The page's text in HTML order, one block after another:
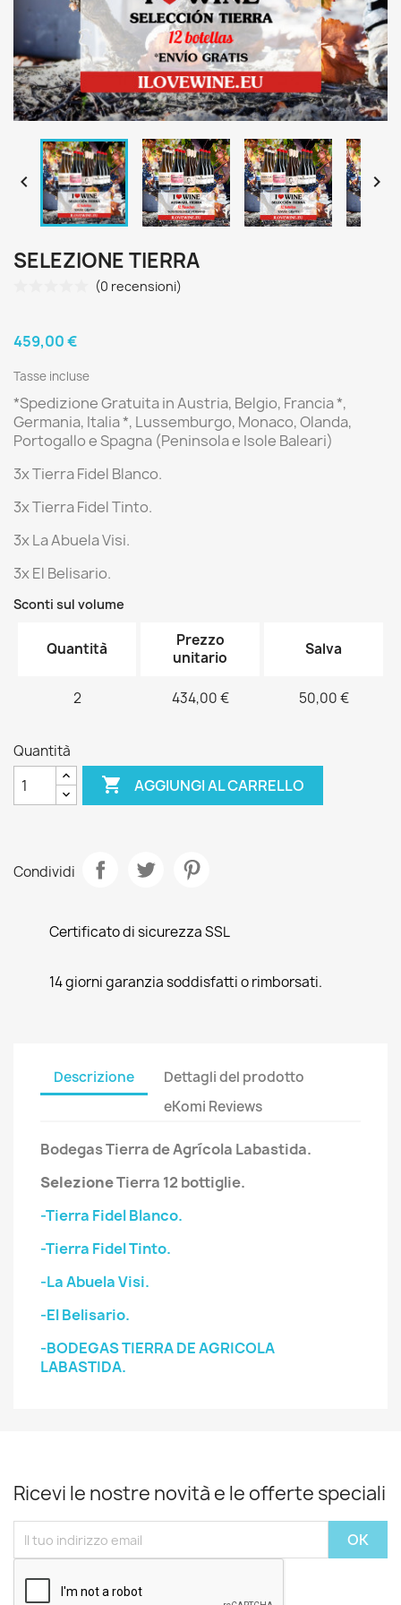
 
SELEZIONE TIERRA
(0 recensioni)
459,00 €
Tasse incluse
*Spedizione Gratuitain Austria, Belgio, Francia *,
Germania, Italia *, Lussemburgo, Monaco, Olanda,
Portogallo e Spagna (Peninsola e Isole Baleari)
3x Tierra Fidel Blanco.
3x Tierra Fidel Tinto.
3x La Abuela Visi.
3x El Belisario.
Sconti sul volume
Quantità
Prezzo
unitario
Salva
2 434,00 € 50,00 €
Quantità
 AGGIUNGI AL CARRELLO
Condividi
Certificato di sicurezza SSL
14 giorni garanzia soddisfatti o rimborsati.
Descrizione
Dettagli del prodotto
eKomi Reviews
Bodegas Tierra de Agrícola Labastida.
SelezioneTierra 12 bottiglie.
-Tierra Fidel Blanco.
-Tierra Fidel Tinto.
-La Abuela Visi.
-El Belisario.
-BODEGAS TIERRA DE AGRICOLA
LABASTIDA.
Ricevi le nostre novità e le offerte speciali